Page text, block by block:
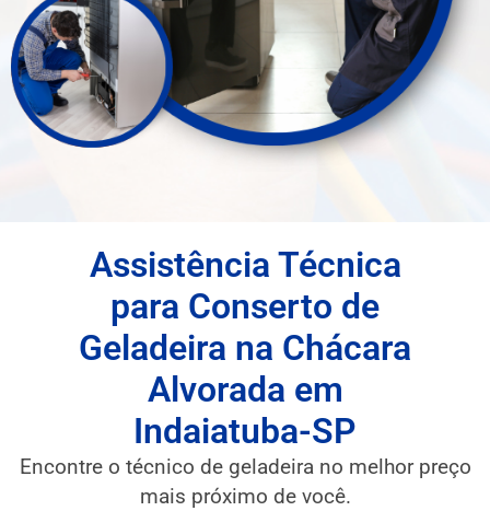
Assistência Técnica
para Conserto de
Geladeira na Chácara
Alvorada em
Indaiatuba-SP
Encontre o técnico de geladeira no melhor preço
mais próximo de você.